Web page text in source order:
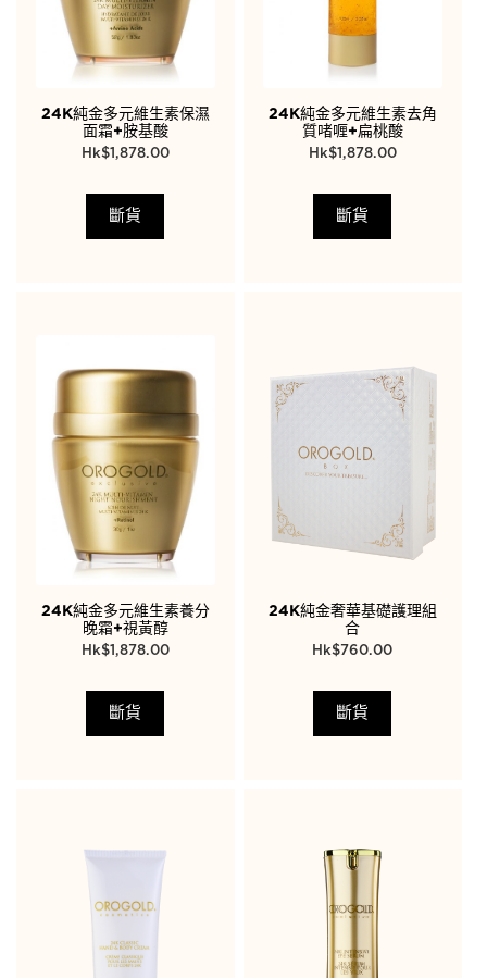
24K純金多元維生素保濕
面霜+胺基酸
$1,878.00
斷貨
24K純金多元維生素去角
質啫喱+扁桃酸
$1,878.00
斷貨
24K純金多元維生素養分
晚霜+視黃醇
$1,878.00
斷貨
24K純金奢華基礎護理組
合
$760.00
斷貨